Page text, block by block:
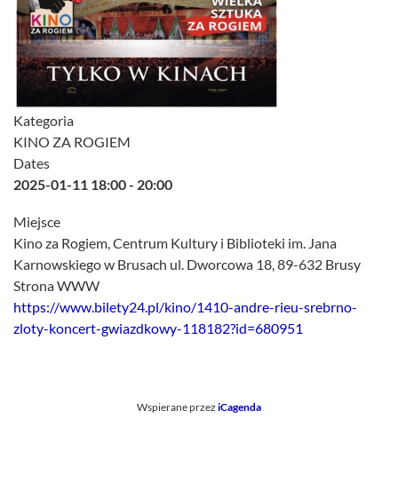
Kategoria
KINO ZA ROGIEM
Dates
2025-01-11 18:00- 20:00
Miejsce
Kino za Rogiem, Centrum Kultury i Biblioteki im. Jana
Karnowskiego w Brusach ul. Dworcowa 18, 89-632 Brusy
Strona WWW
https://www.bilety24.pl/kino/1410-andre-rieu-srebrno-
zloty-koncert-gwiazdkowy-118182?id=680951
Wspierane przez iCagenda